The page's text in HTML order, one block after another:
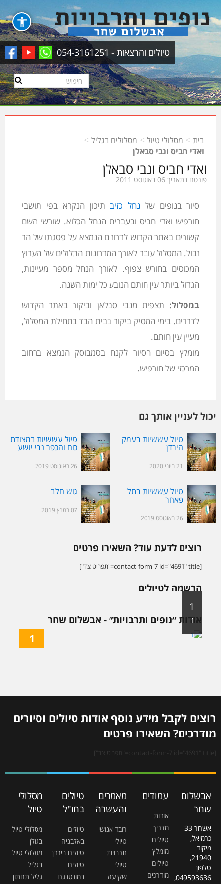
טיולים והרצאות - 054-3161251
בית > מסלולי טיול > מסלולים בגליל >
ואדי חביס ונבי סבאלן
ואדי חביס ונבי סבאלן
פורסם בתאריך 06 באוגוסט 2011
סיור בנופים של נחל כזיב תיכון הנקרא בפי תושבי
חורפיש ואדי חביס ובעברית הנחל הכלוא. שורשי השם
קשורים באתר הקדוש לדרוזים הנמצא על פסגתו של הר
זבול. המסלול עובר לאורך המדרונות התלולים של הערוץ
המכוסים בחורש צפוף. לאורך הנחל מספר מעיינות,
הגדול ביותר עין חותם הנובע כל ימות השנה.
במסלול: תצפית מנבי סבלאן וביקור באתר הקדוש
לדרוזים. בימי המסיק ביקור בבית הבד בתחילת המסלול,
מעיין עין חותם.
מומלץ בסיום הסיור לקנח בסמבוסק הנמצא ברחוב
המרכזי של חורפיש.
יכול לעניין אותך גם
טיול עששיות בעמק
הירדן
21 ביוני 2020
טיול עששיות במצודת
כוח והכפר נבי יושע
26 באוגוסט 2019
טיול עששיות בתל
פאחר
26 באוגוסט 2019
גוש חלב
07 במרץ 2019
רוצים לדעת עוד? השאירו פרטים
[contact-form-7 id="4691" title="תפריט צד"]
הרשמה לטיולים
אודות ״נופים ותרבויות״ - אבשלום שחר
1
1
1
רוצים לקבל מידע נוסף אודות טיולים וסיורים
מודרכים? השאירו פרטים
[contact-form-7 id="4691" title="תפריט צד"]
אבשלום
שחר
אשחר 33
כרמיאל,
מיקוד
21940,
טלפון
049593636,
עמודים
אודות
מדריך
טיולים
מומלץ
טיולים
מודרכים
מאמרים
והעשרה
רובד אנושי
טיולי
תרבויות
טיולי
שקיעה
טיולים
בחו"ל
טיולים
באלבניה
טיולים בירדן
טיולים
במונטנגרו
מסלולי
טיול
מסלולי טיול
בגולן
מסלולי טיול
בגליל
גליל תחתון